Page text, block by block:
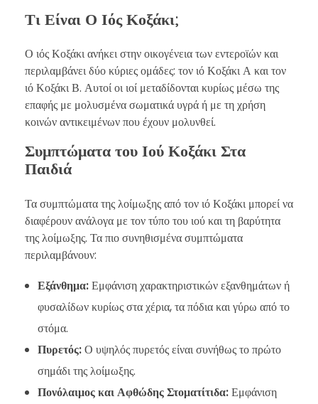
Τι Είναι Ο Ιός Κοξάκι;
Ο ιός Κοξάκι ανήκει στην οικογένεια των εντεροϊών και
περιλαμβάνει δύο κύριες ομάδες: τον ιό Κοξάκι Α και τον
ιό Κοξάκι Β. Αυτοί οι ιοί μεταδίδονται κυρίως μέσω της
επαφής με μολυσμένα σωματικά υγρά ή με τη χρήση
κοινών αντικειμένων που έχουν μολυνθεί.
Συμπτώματα του Ιού Κοξάκι Στα
Παιδιά
Τα συμπτώματα της λοίμωξης από τον ιό Κοξάκι μπορεί να
διαφέρουν ανάλογα με τον τύπο του ιού και τη βαρύτητα
της λοίμωξης. Τα πιο συνηθισμένα συμπτώματα
περιλαμβάνουν:
Εξάνθημα:Εμφάνιση χαρακτηριστικών εξανθημάτων ή
φυσαλίδων κυρίως στα χέρια, τα πόδια και γύρω από το
στόμα.
Πυρετός:Ο υψηλός πυρετός είναι συνήθως το πρώτο
σημάδι της λοίμωξης.
Πονόλαιμος και Αφθώδης Στοματίτιδα:Εμφάνιση